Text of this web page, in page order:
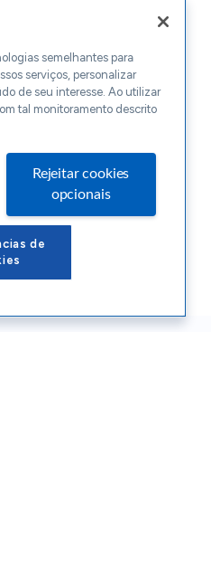
semelhantes para
serviços, personalizar
de seu interesse. Ao utilizar
tal monitoramento descrito
Rejeitar cookies
opcionais
de